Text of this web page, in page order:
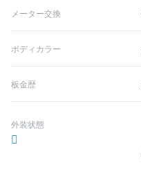
メーター交換
ボディカラー
板金歴
外装状態